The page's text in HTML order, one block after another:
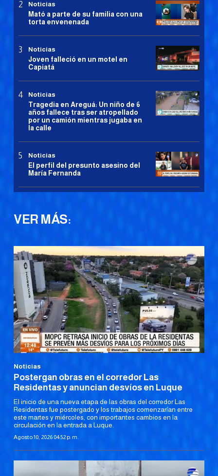
Noticias
Mató a parte de su familia con una
torta envenenada
Noticias
Joven falleció en un motel en
Capiatá
Noticias
Tragedia en Areguá: Un niño de 6
años fallece tras ser atropellado
por un camión mientras jugaba en
la calle
Noticias
El perfil del presunto asesino del
María Fernanda
VER MÁS:
Noticias
Postergan obras en el corredor Las
Residentas y anuncian desvíos en Luque
El inicio de una nueva etapa de las obras del corredor Las
Residentas fue postergado y los trabajos comenzarían entre
este martes y miércoles, con importantes cambios en la
circulación en la entrada a Luque.
Agosto 10, 2026 04:52 p. m.